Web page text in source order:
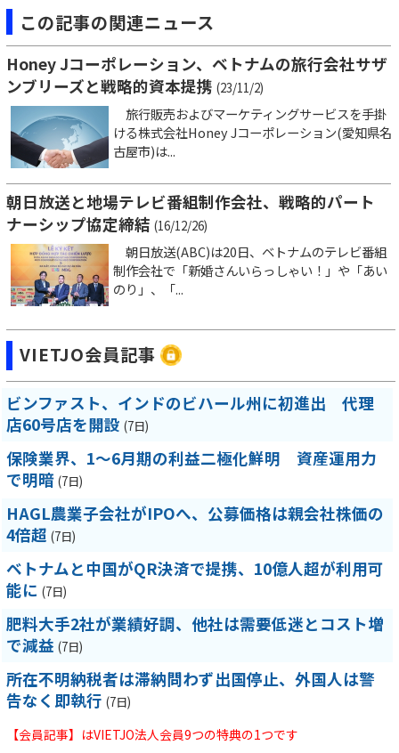
この記事の関連ニュース
Honey Jコーポレーション、ベトナムの旅行会社サザ
ンブリーズと戦略的資本提携 (23/11/2)
旅行販売およびマーケティングサービスを手掛
ける株式会社Honey Jコーポレーション(愛知県名
古屋市)は...
朝日放送と地場テレビ番組制作会社、戦略的パート
ナーシップ協定締結 (16/12/26)
朝日放送(ABC)は20日、ベトナムのテレビ番組
制作会社で「新婚さんいらっしゃい！」や「あい
のり」、「...
VIETJO会員記事
ビンファスト、インドのビハール州に初進出 代理
店60号店を開設 (7日)
保険業界、1～6月期の利益二極化鮮明 資産運用力
で明暗 (7日)
HAGL農業子会社がIPOへ、公募価格は親会社株価の
4倍超 (7日)
ベトナムと中国がQR決済で提携、10億人超が利用可
能に (7日)
肥料大手2社が業績好調、他社は需要低迷とコスト増
で減益 (7日)
所在不明納税者は滞納問わず出国停止、外国人は警
告なく即執行 (7日)
【会員記事】はVIETJO法人会員9つの特典の1つです